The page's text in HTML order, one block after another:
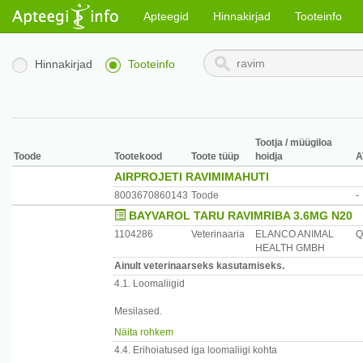
Apteegid Hinnakirjad Tooteinfo
Hinnakirjad Tooteinfo
Toode Tootekood Toote tüüp
Tootja / müügiloa
hoidja
AIRPROJETI RAVIMIMAHUTI
8003670860143 Toode -
BAYVAROL TARU RAVIMRIBA 3.6MG N20
1104286 Veterinaaria
ELANCO ANIMAL
HEALTH GMBH
Ainult veterinaarseks kasutamiseks.
4.1. Loomaliigid
Mesilased.
4.2. Näidustused, määrates kindlaks vastavad
Näita rohkem
4.4. Erihoiatused iga loomaliigi kohta